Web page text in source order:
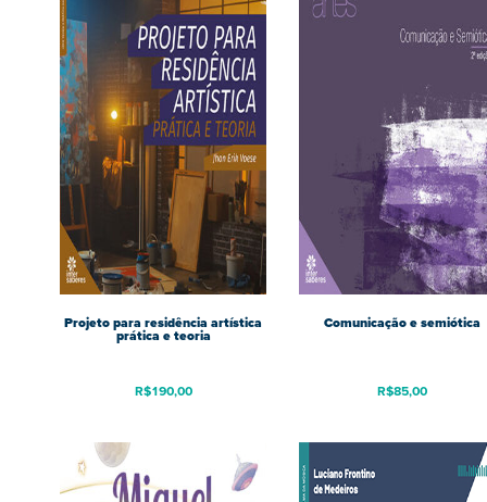
Projeto para residência artística
prática e teoria
R$190,00
Comunicação e semiótica
R$85,00